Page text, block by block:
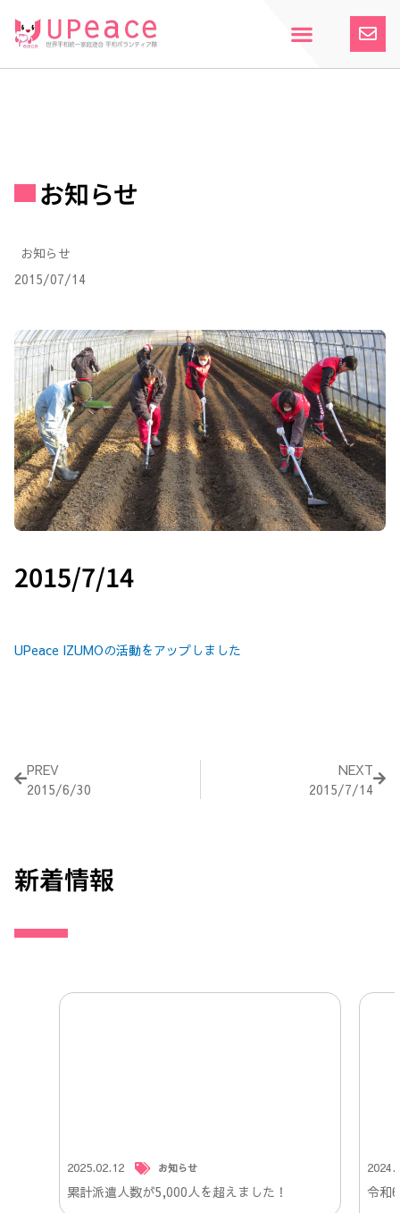
ス
お知らせ
お知らせ
2015/07/14
2015/7/14
UPeace IZUMOの活動をアップしました
PREV
2015/6/30
NEXT
2015/7/14
新着情報
2025.02.12 お知らせ
累計派遣人数が5,000人を超えました！ 令和